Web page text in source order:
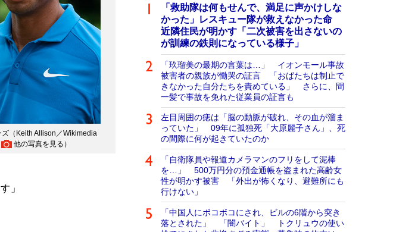
ズ（Keith Allison／Wikimedia
他の写真を見る ）
」
「救助隊は何もせんで、満足に声かけしな
かった」レスキュー隊が救えなかった命
近隣住民が明かす「二次被害を出さないの
が訓練の鉄則になっている様子」
「玖瑠美の最期の言葉は…」 イオンモール事故
被害者の親族が慟哭の証言 「おばたちは制止で
きなかった自分たちを責めている」 さらに、間
一髪で事故を免れた従業員の証言も
左目周囲の痣は「脳の動脈が破れ、その血が溜ま
っていた」 09年に孤独死「大原麗子さん」、死
の間際に何が起きていたのか
「自衛隊員や報道カメラマンのフリをして泥棒
を…」 500万円分の預金通帳を盗まれた高齢女
性が明かす被害 「外出が怖くなり、避難所にも
行けない」
「中国人にボコボコにされ、ビルの6階から突き
落とされた」 「闇バイト」 トクリュウの使い